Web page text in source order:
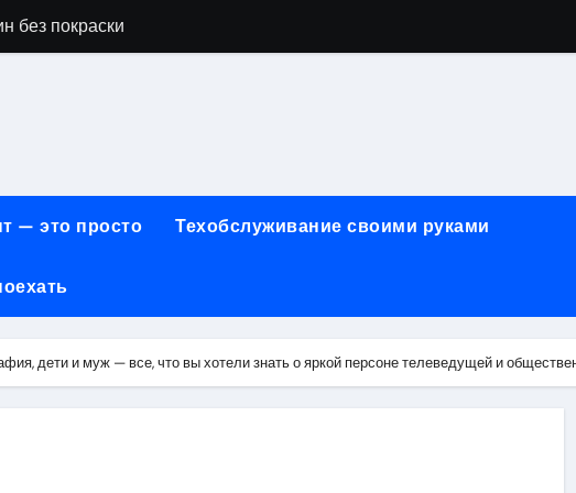
без покраски
работы и критерии сравнения
для онлайн-платежей за 5 минут без верификации и банков с
как превратить ливень в комфортную поездку
премиального сегмента у 84-го км МКАД, вл.1 на карте
— это просто Техобслуживание своими руками
дети и муж — все, что вы хотели знать о яркой персоне телеведущей и